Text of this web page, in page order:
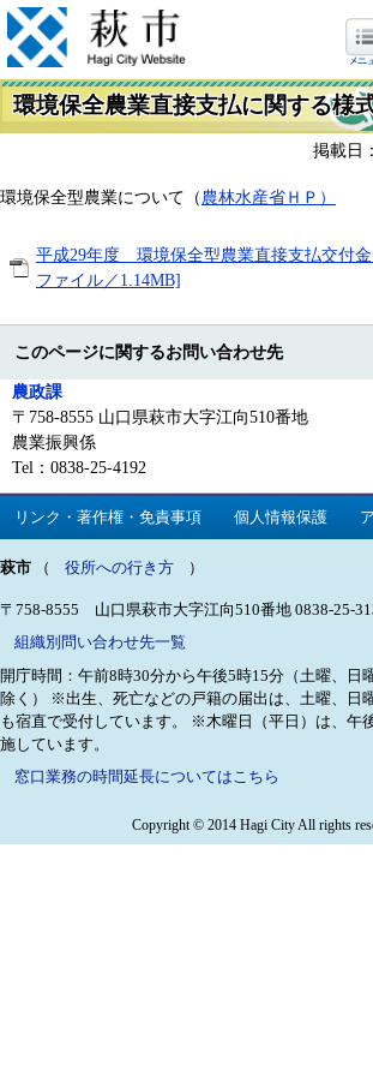
環境保全農業直接支払に関する様
掲載日
環境保全型農業について（農林水産省ＨＰ ）
平成29年度 環境保全型農業直接支払交付
ファイル／1.14MB]
このページに関するお問い合わせ先
農政課
〒758-8555 山口県萩市大字江向510番地
農業振興係
Tel：0838-25-4192
リンク・著作権・免責事項 個人情報保護
萩市 （ 役所への行き方 ）
〒758-8555 山口県萩市大字江向510番地 0838-25-
組織別問い合わせ先一覧
開庁時間：午前8時30分から午後5時15分（土曜、日
除く）
※出生、死亡などの戸籍の届出は、土曜、日
も宿直で受付しています。
※木曜日（平日）は、午
施しています。
窓口業務の時間延長についてはこちら
Copyright © 2014 Hagi City All rights